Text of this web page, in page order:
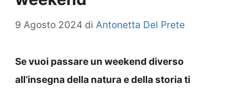
9 Agosto 2024 di Antonetta Del Prete
Se vuoi passare un weekend diverso
all’insegna della natura e della storia ti